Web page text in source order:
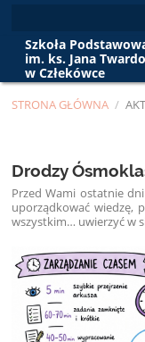
Szkoła
im. ks. Jana
w Człekówce
STRONA GŁÓWNA /
Drodzy
Przed Wami ostatnie
uporządkować wiedzę,
wszystkim… uwierzyć w